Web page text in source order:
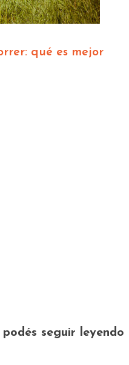
qué es mejor
seguir leyendo